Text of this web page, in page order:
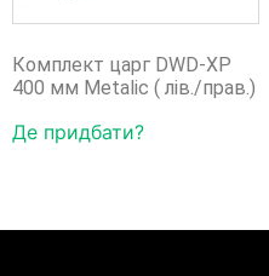
Комплект царг DWD-XP
400 мм Metalic ( лів./прав.)
Де придбати?